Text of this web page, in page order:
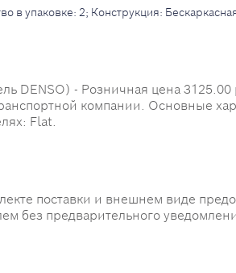
в упаковке: 2; Конструкция:
DENSO) - Розничная цена
компании. Основные
Flat.
поставки и внешнем виде
без предварительного